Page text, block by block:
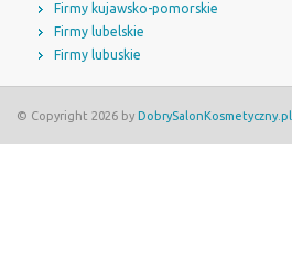
Firmy kujawsko-pomorskie
Firmy lubelskie
Firmy lubuskie
© Copyright 2026 by DobrySalonKosmetyczny.pl